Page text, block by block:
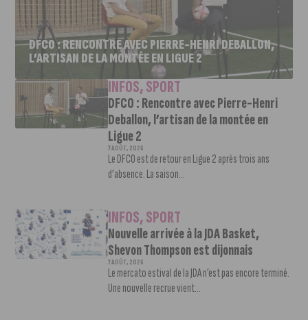
DFCO : RENCONTRE AVEC PIERRE-HENRI DEBALLON,
L’ARTISAN DE LA MONTÉE EN LIGUE 2
INFOS,SPORT
DFCO : Rencontre avec Pierre-Henri
Deballon, l’artisan de la montée en
Ligue 2
7 AOÛT, 2026
Le DFCO est de retour en Ligue 2 après trois ans
d’absence. La saison...
INFOS,SPORT
Nouvelle arrivée à la JDA Basket,
Shevon Thompson est dijonnais
7 AOÛT, 2026
Le mercato estival de la JDA n’est pas encore terminé.
Une nouvelle recrue vient...